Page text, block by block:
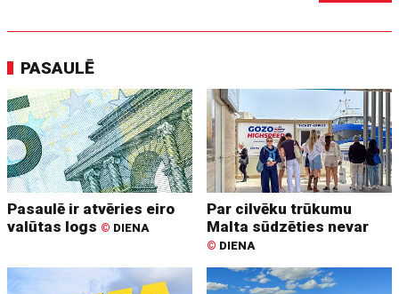
PASAULĒ
Pasaulē ir atvēries eiro
valūtas logs © DIENA
Par cilvēku trūkumu
Malta sūdzēties nevar
© DIENA